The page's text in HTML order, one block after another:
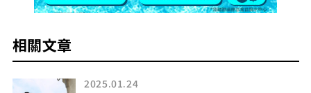
相關文章
2025.01.24